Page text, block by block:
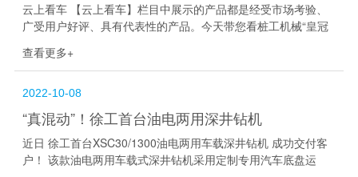
云上看车 【云上看车】栏目中展示的产品都是经受市场考验、
广受用户好评、具有代表性的产品。今天带您看桩工机械“皇冠
工全新开发最新款大...
查看更多+
2022-10-08
“真混动”！徐工首台油电两用深井钻机
近日 徐工首台XSC30/1300油电两用车载深井钻机 成功交付客
户！ 该款油电两用车载式深井钻机采用定制专用汽车底盘运